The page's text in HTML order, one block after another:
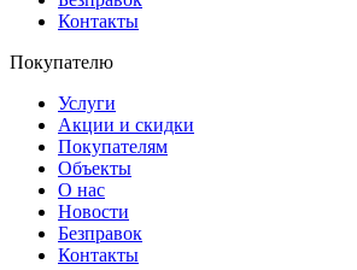
Контакты
Покупателю
Услуги
Акции и скидки
Покупателям
Объекты
О нас
Новости
Безправок
Контакты